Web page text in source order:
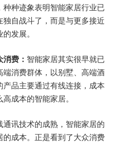
种迹象表明智能家居行业已
自战斗了，而是与更多接近
发展。
费： 智能家居其实很早就已
消费群体，以别墅、高端酒
品主要通过有线连接，成本
成本的智能家居。
讯技术的成熟，智能家居的
成本。正是看到了大众消费